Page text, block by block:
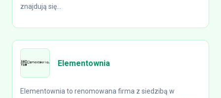
znajdują się...
Elementownia
Elementownia to renomowana firma z siedzibą w